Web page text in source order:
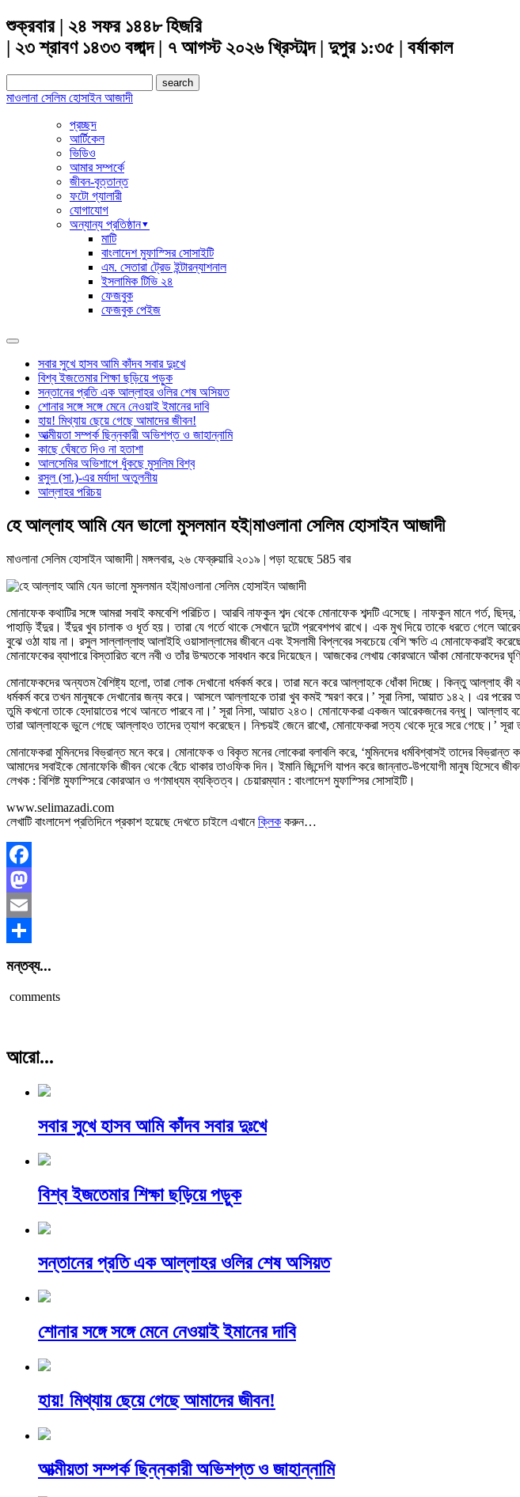
শুক্রবার | ২৪ সফর ১৪৪৮ হিজরি
| ২৩ শ্রাবণ ১৪৩৩ বঙ্গাব্দ | ৭ আগস্ট ২০২৬ খ্রিস্টাব্দ | দুপুর ১:৩৫ | বর্ষাকাল
for:
মাওলানা সেলিম হোসাইন আজাদী
প্রচ্ছদ
আর্টিকেল
ভিডিও
আমার সম্পর্কে
জীবন-বৃত্তান্ত
ফটো গ্যালারী
যোগাযোগ
অন্যান্য প্রতিষ্ঠান▾
মাটি
বাংলাদেশ মুফাস্সির সোসাইটি
এম. সেতারা ট্রেড ইন্টারন্যাশনাল
ইসলামিক টিভি ২৪
ফেজবুক
ফেজবুক পেইজ
সবার সুখে হাসব আমি কাঁদব সবার দুঃখে
বিশ্ব ইজতেমার শিক্ষা ছড়িয়ে পড়ুক
সন্তানের প্রতি এক আল্লাহর ওলির শেষ অসিয়ত
শোনার সঙ্গে সঙ্গে মেনে নেওয়াই ইমানের দাবি
হায়! মিথ্যায় ছেয়ে গেছে আমাদের জীবন!
আত্মীয়তা সম্পর্ক ছিন্নকারী অভিশপ্ত ও জাহান্নামি
কাছে ঘেঁষতে দিও না হতাশা
আলসেমির অভিশাপে ধুঁকছে মুসলিম বিশ্ব
রসুল (সা.)-এর মর্যাদা অতুলনীয়
আল্লাহর পরিচয়
হে আল্লাহ আমি যেন ভালো মুসলমান হই|মাওলানা সেলিম হোসাইন আজাদী
মাওলানা সেলিম হোসাইন আজাদী | মঙ্গলবার, ২৬ ফেব্রুয়ারি ২০১৯ | পড়া হয়েছে 585 বার
মোনাফেক কথাটির সঙ্গে আমরা সবাই কমবেশি পরিচিত। আরবি নাফকুন শব্দ থেকে মোনাফেক শব্দটি এসেছে। নাফকুন মানে গর্ত,
পাহাড়ি ইঁদুর। ইঁদুর খুব চালাক ও ধূর্ত হয়। তারা যে গর্তে থাকে সেখানে দুটো প্রবেশপথ রাখে। এক মুখ দিয়ে তাকে ধরতে গেলে
বুঝে ওঠা যায় না। রসুল সাল্লাল্লাহু আলাইহি ওয়াসাল্লামের জীবনে এবং ইসলামী বিপ্লবের সবচেয়ে বেশি ক্ষতি এ
মোনাফেকের ব্যাপারে বিস্তারিত বলে নবী ও তাঁর উম্মতকে সাবধান করে দিয়েছেন। আজকের লেখায় কোরআনে আঁকা মোনাফেকদের
মোনাফেকদের অন্যতম বৈশিষ্ট্য হলো, তারা লোক দেখানো ধর্মকর্ম করে। তারা মনে করে আল্লাহকে ধোঁকা দিচ্ছে। কিন্তু আল্লাহ
ধর্মকর্ম করে তখন মানুষকে দেখানোর জন্য করে। আসলে আল্লাহকে তারা খুব কমই স্মরণ করে।’ সূরা নিসা, আয়াত ১৪২। এর পরের
তুমি কখনো তাকে হেদায়াতের পথে আনতে পারবে না।’ সূরা নিসা, আয়াত ২৪৩। মোনাফেকরা একজন আরেকজনের বন্ধু। আল্লাহ
তারা আল্লাহকে ভুলে গেছে আল্লাহও তাদের ত্যাগ করেছেন। নিশ্চয়ই জেনে রাখো, মোনাফেকরা সত্য থেকে দূরে সরে গেছে।’
মোনাফেকরা মুমিনদের বিভ্রান্ত মনে করে। মোনাফেক ও বিকৃত মনের লোকেরা বলাবলি করে, ‘মুমিনদের ধর্মবিশ্বাসই তাদের
আমাদের সবাইকে মোনাফেকি জীবন থেকে বেঁচে থাকার তাওফিক দিন। ইমানি জিন্দেগি যাপন করে জান্নাত-উপযোগী মানুষ হিসেবে
লেখক : বিশিষ্ট মুফাস্সিরে কোরআন ও গণমাধ্যম ব্যক্তিত্ব। চেয়ারম্যান : বাংলাদেশ মুফাস্সির সোসাইটি।
www.selimazadi.com
লেখাটি বাংলাদেশ প্রতিদিনে প্রকাশ হয়েছে দেখতে চাইলে এখানেক্লিক করুন…
Facebook
Mastodon
Email
মন্তব্য...
comments
আরো...
সবার সুখে হাসব আমি কাঁদব সবার দুঃখে
বিশ্ব ইজতেমার শিক্ষা ছড়িয়ে পড়ুক
সন্তানের প্রতি এক আল্লাহর ওলির শেষ অসিয়ত
শোনার সঙ্গে সঙ্গে মেনে নেওয়াই ইমানের দাবি
হায়! মিথ্যায় ছেয়ে গেছে আমাদের জীবন!
আত্মীয়তা সম্পর্ক ছিন্নকারী অভিশপ্ত ও জাহান্নামি